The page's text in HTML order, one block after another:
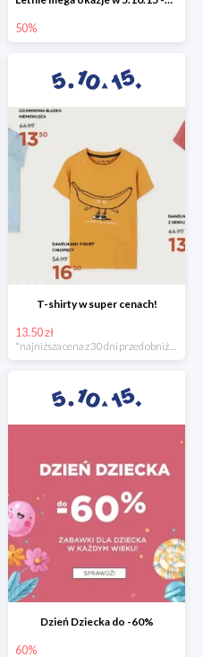
50%
T-shirty w super cenach!
13.50 zł
*najniższa cena z 30 dni przed obniżką
Dzień Dziecka do -60%
60%